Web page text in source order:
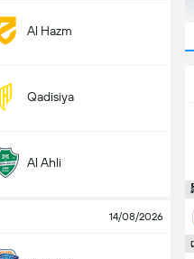
Al Hazm
Qadisiya
Al Ahli
14/08/2026